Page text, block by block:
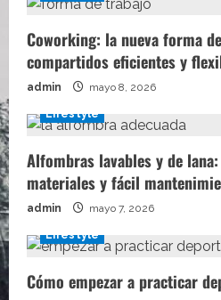
Coworking: la nueva forma
compartidos eficientes y
admin mayo 8, 2026
Lifestyle
Alfombras lavables y de
materiales y fácil
admin mayo 7, 2026
Lifestyle
Cómo empezar a practicar